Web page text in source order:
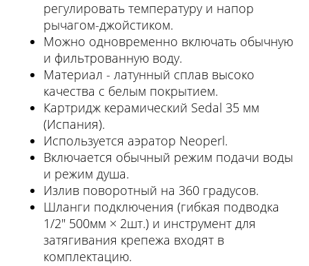
регулировать температуру и напор
рычагом-джойстиком.
Можно одновременно включать обычную
и фильтрованную воду.
Материал - латунный сплав высоко
качества с белым покрытием.
Картридж керамический Sedal 35 мм
(Испания).
Используется аэратор Neoperl.
Включается обычный режим подачи воды
и режим душа.
Излив поворотный на 360 градусов.
Шланги подключения (гибкая подводка
1/2" 500мм × 2шт.) и инструмент для
затягивания крепежа входят в
комплектацию.